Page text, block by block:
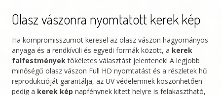
Olasz vászonra nyomtatott kerek kép
Ha kompromisszumot keresel az olasz vászon hagyományos
anyaga és a rendkívüli és egyedi formák között, a kerek
falfestményektökéletes választást jelentenek! A legjobb
minőségű olasz vászon Full HD nyomtatást és a részletek hű
reprodukcióját garantálja, az UV védelemnek köszönhetően
pedig a kerek kép napfénynek kitett helyre is felakasztható,